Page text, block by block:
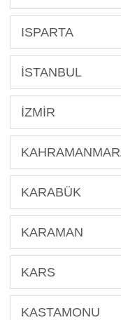
ISPARTA
İSTANBUL
İZMİR
KARABÜK
KARAMAN
KARS
KASTAMONU